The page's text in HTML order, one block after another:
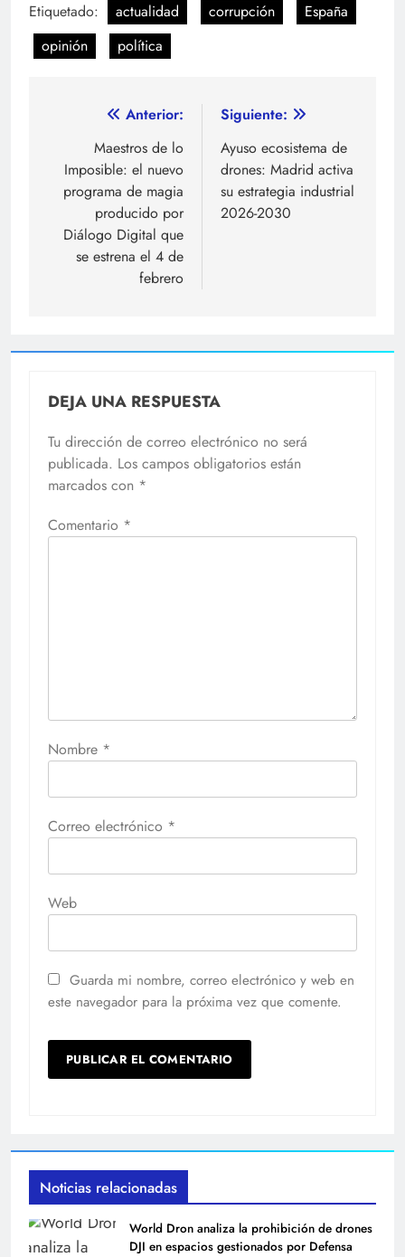
Etiquetado: actualidad corrupción
España
opinión
política
Navegación
entradas
Anterior:
Maestros de lo
Imposible: el nuevo
programa de magia
producido por
Diálogo Digital que
se estrena el 4 de
febrero
Siguiente:
Ayuso ecosistema de
drones: Madrid activa
su estrategia industrial
2026-2030
DEJA UNA RESPUESTA
Tu dirección de correo electrónico no será
publicada. Los campos obligatorios están
marcados con *
Comentario *
Nombre *
Correo electrónico *
Web
Guarda mi nombre, correo electrónico y web en
este navegador para la próxima vez que comente.
Noticias relacionadas
World Dron analiza la prohibición de drones
DJI en espacios gestionados por Defensa